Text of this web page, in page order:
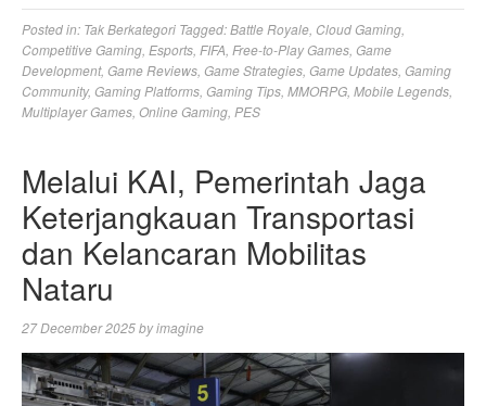
Posted in: Tak Berkategori Tagged:Battle Royale Cloud Gaming
Competitive Gaming Esports FIFA Free-to-Play Games Game
Development, Game Reviews Game Strategies Game Updates Gaming
Community, Gaming Platforms Gaming Tips MMORPG Mobile Legends
Multiplayer Games Online Gaming PES
Melalui KAI, Pemerintah Jaga
Keterjangkauan Transportasi
dan Kelancaran Mobilitas
Nataru
27 December 2025byimagine